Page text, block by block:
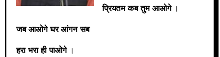
प्रियतम कब तुम आओगे।
जब आओगे घर आंगन सब
हरा भरा ही पाओगे।